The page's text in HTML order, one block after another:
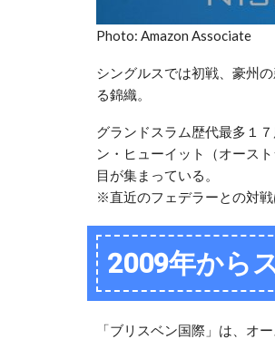
Photo: Amazon Associate
シングルスでは初戦、豪州
る錦織。
グランドスラム歴代最多１
ン・ヒューイット（オース
目が集まっている。
※直近のフェデラーとの対
2009年から
「ブリスベン国際」は、オ